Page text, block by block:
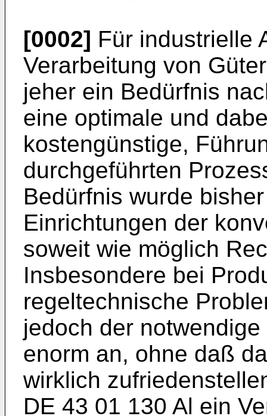
[0002] Für industrielle
Verarbeitung von
jeher ein Bedürfnis
eine optimale und
kostengünstige,
durchgeführten
Bedürfnis wurde
Einrichtungen der
soweit wie möglich
Insbesondere bei
regeltechnische
jedoch der
enorm an, ohne daß
wirklich
DE 43 01 130 Al ein